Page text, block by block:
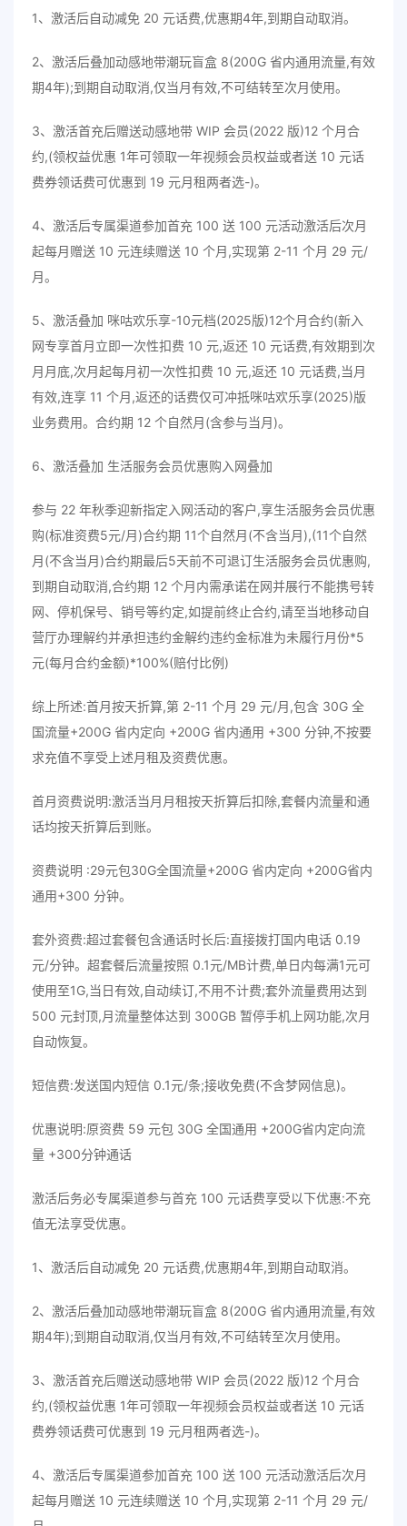
1、激活后自动减免 20 元话费,优惠期4年,到期自动取消。
2、激活后叠加动感地带潮玩盲盒 8(200G 省内通用流量,有效
期4年);到期自动取消,仅当月有效,不可结转至次月使用。
3、激活首充后赠送动感地带 WIP 会员(2022 版)12 个月合
约,(领权益优惠 1年可领取一年视频会员权益或者送 10 元话
费券领话费可优惠到 19 元月租两者选-)。
4、激活后专属渠道参加首充 100 送 100 元活动激活后次月
起每月赠送 10 元连续赠送 10 个月,实现第 2-11 个月 29 元/
月。
5、激活叠加 咪咕欢乐享-10元档(2025版)12个月合约(新入
网专享首月立即一次性扣费 10 元,返还 10 元话费,有效期到次
月月底,次月起每月初一次性扣费 10 元,返还 10 元话费,当月
有效,连享 11 个月,返还的话费仅可冲抵咪咕欢乐享(2025)版
业务费用。合约期 12 个自然月(含参与当月)。
6、激活叠加 生活服务会员优惠购入网叠加
参与 22 年秋季迎新指定入网活动的客户,享生活服务会员优惠
购(标准资费5元/月)合约期 11个自然月(不含当月),(11个自然
月(不含当月)合约期最后5天前不可退订生活服务会员优惠购,
到期自动取消,合约期 12 个月内需承诺在网并展行不能携号转
网、停机保号、销号等约定,如提前终止合约,请至当地移动自
营厅办理解约并承担违约金解约违约金标准为未履行月份*5
元(每月合约金额)*100%(赔付比例)
综上所述:首月按天折算,第 2-11 个月 29 元/月,包含 30G 全
国流量+200G 省内定向 +200G 省内通用 +300 分钟,不按要
求充值不享受上述月租及资费优惠。
首月资费说明:激活当月月租按天折算后扣除,套餐内流量和通
话均按天折算后到账。
资费说明 :29元包30G全国流量+200G 省内定向 +200G省内
通用+300 分钟。
套外资费:超过套餐包含通话时长后:直接拨打国内电话 0.19
元/分钟。超套餐后流量按照 0.1元/MB计费,单日内每满1元可
使用至1G,当日有效,自动续订,不用不计费;套外流量费用达到
500 元封顶,月流量整体达到 300GB 暂停手机上网功能,次月
自动恢复。
短信费:发送国内短信 0.1元/条;接收免费(不含梦网信息)。
优惠说明:原资费 59 元包 30G 全国通用 +200G省内定向流
量 +300分钟通话
激活后务必专属渠道参与首充 100 元话费享受以下优惠:不充
值无法享受优惠。
1、激活后自动减免 20 元话费,优惠期4年,到期自动取消。
2、激活后叠加动感地带潮玩盲盒 8(200G 省内通用流量,有效
期4年);到期自动取消,仅当月有效,不可结转至次月使用。
3、激活首充后赠送动感地带 WIP 会员(2022 版)12 个月合
约,(领权益优惠 1年可领取一年视频会员权益或者送 10 元话
费券领话费可优惠到 19 元月租两者选-)。
4、激活后专属渠道参加首充 100 送 100 元活动激活后次月
起每月赠送 10 元连续赠送 10 个月,实现第 2-11 个月 29 元/